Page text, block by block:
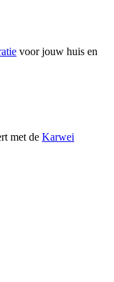
voor jouw huis en
met de Karwei